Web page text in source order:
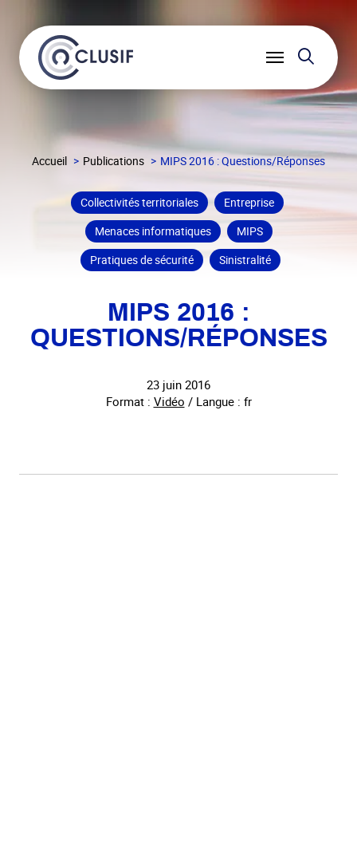
Ouvrir
Accueil Publications MIPS 2016 : Questions/Réponses
Collectivités territoriales
Entreprise
Menaces informatiques
MIPS
Pratiques de sécurité
Sinistralité
MIPS 2016 :
QUESTIONS/RÉPONSES
23 juin 2016
Format : Vidéo / Langue : fr